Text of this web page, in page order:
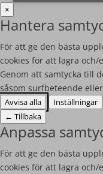
×
Hantera
För att ge den bästa
cookies för att lagra
Genom att samtycka till
såsom surfbeteende
Avvisa alla Inställningar
← Tillbaka
Anpassa
För att ge den bästa
cookies för att lagra